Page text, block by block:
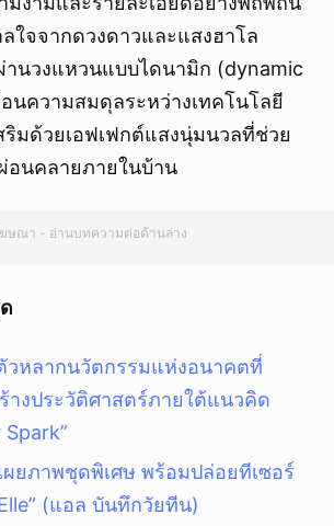
ใจจากดวงดาวและแสงฮาโล
านวงแหวนแบบไดนามิก (dynamic
นความสมดุลระหว่างเทคโนโลยี
ริมด้วยเอฟเฟกต์แสงนุ่มนวลที่ช่วย
อนคลายภายในบ้าน
ษณา - อ่านบทความต่อด้านล่าง
วหลากนวัตกรรมแห่งอนาคตที่
างประวัติศาสตร์ภายใต้แนวคิด
ผยภาพชุดพิเศษ พร้อมปล่อยทีเซอร์
(แอล บันทึกวัยทีน)